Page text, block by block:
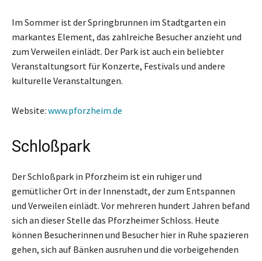
Im Sommer ist der Springbrunnen im Stadtgarten ein
markantes Element, das zahlreiche Besucher anzieht und
zum Verweilen einlädt. Der Park ist auch ein beliebter
Veranstaltungsort für Konzerte, Festivals und andere
kulturelle Veranstaltungen.
Website: www.pforzheim.de
Schloßpark
Der Schloßpark in Pforzheim ist ein ruhiger und
gemütlicher Ort in der Innenstadt, der zum Entspannen
und Verweilen einlädt. Vor mehreren hundert Jahren befand
sich an dieser Stelle das Pforzheimer Schloss. Heute
können Besucherinnen und Besucher hier in Ruhe spazieren
gehen, sich auf Bänken ausruhen und die vorbeigehenden